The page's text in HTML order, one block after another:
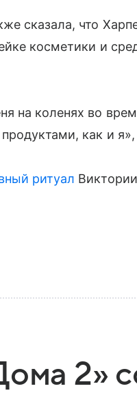
сказала, что
косметики и
на коленях во
как и
ритуал
2»